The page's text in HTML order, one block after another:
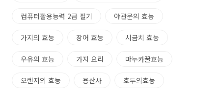
컴퓨터활용능력 2급 필기 야관문의 효능
가지의 효능 장어 효능 시금치 효능
우유의 효능 가지 요리 마누카꿀효능
오렌지의 효능 용산사 호두의효능